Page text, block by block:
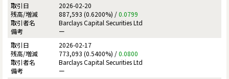
2026-02-20
887,593 (0.6200%) /0.0799
Barclays Capital Securities Ltd
ー
2026-02-17
773,093 (0.5400%) /0.0800
Barclays Capital Securities Ltd
ー